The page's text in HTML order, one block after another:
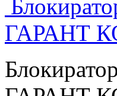
ГАРАНТ